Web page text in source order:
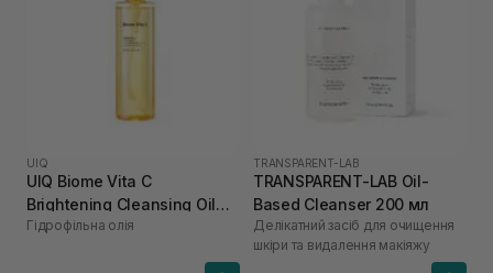
UIQ
UIQ Biome Vita C
Brightening Cleansing Oil
200 мл
Гідрофільна олія
TRANSPARENT-LAB
TRANSPARENT-LAB Oil-
Based Cleanser 200 мл
Делікатний засіб для очищення
шкіри та видалення макіяжу